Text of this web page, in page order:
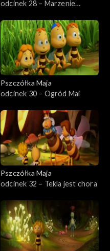
odcinek 28 – Marzenie
Pszczółka Maja
odcinek 30 – Ogród Mai
Pszczółka Maja
odcinek 32 – Tekla jest chora